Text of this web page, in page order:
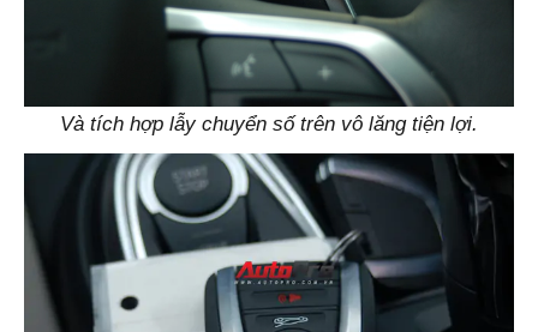
Và tích hợp lẫy chuyển số trên vô lăng tiện lợi.